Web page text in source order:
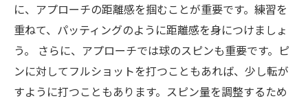
に、アプローチの距離感を掴むことが重要です。練習を
重ねて、パッティングのように距離感を身につけましょ
う。 さらに、アプローチでは球のスピンも重要です。ピ
ンに対してフルショットを打つこともあれば、少し転が
すように打つこともあります。スピン量を調整するため